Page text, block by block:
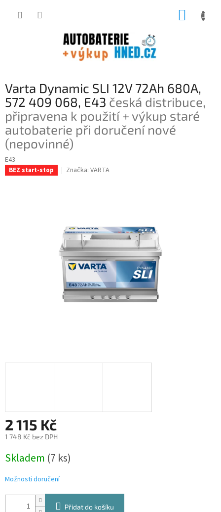
Varta Dynamic SLI 12V 72Ah 680A,
572 409 068, E43 česká distribuce,
připravena k použití + výkup staré
autobaterie při doručení nové
(nepovinné)
E43
BEZ start-stop Značka: VARTA
2 115 Kč
1 748 Kč bez DPH
cena:
Skladem (7 ks)
Možnosti doručení
Přidat do košíku